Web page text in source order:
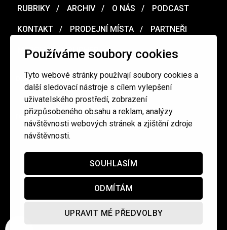
Používáme soubory cookies
Tyto webové stránky používají soubory cookies a
další sledovací nástroje s cílem vylepšení
uživatelského prostředí, zobrazení
přizpůsobeného obsahu a reklam, analýzy
návštěvnosti webových stránek a zjištění zdroje
návštěvnosti.
SOUHLASÍM
ODMÍTÁM
UPRAVIT MÉ PŘEDVOLBY
RUBRIKY ARCHIV O NÁS PODCAST
KONTAKT PRODEJNÍ MÍSTA PARTNEŘI
MERCH VOUCHER
Ochrana osobních údajů / Obchodní podmínky
redakce@cinepur.cz